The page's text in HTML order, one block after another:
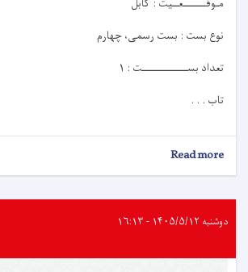
نوع بست : بست رسمی، چهارم
تعداد بســــــــــــــت : ۱
تاب . . .
Read more
اعلان
دوشنبه ۱۴۰۵/۵/۱۲ - ۱۶:۱۳